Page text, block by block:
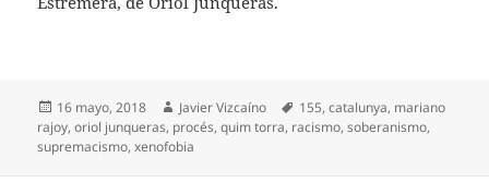
Publicado
el
16 mayo, 2018 Autor
Javier Vizcaíno Etiquetas
155,catalunya, mariano
rajoy,oriol junqueras, procés,quim torra, racismo,soberanismo,
supremacismo,xenofobia